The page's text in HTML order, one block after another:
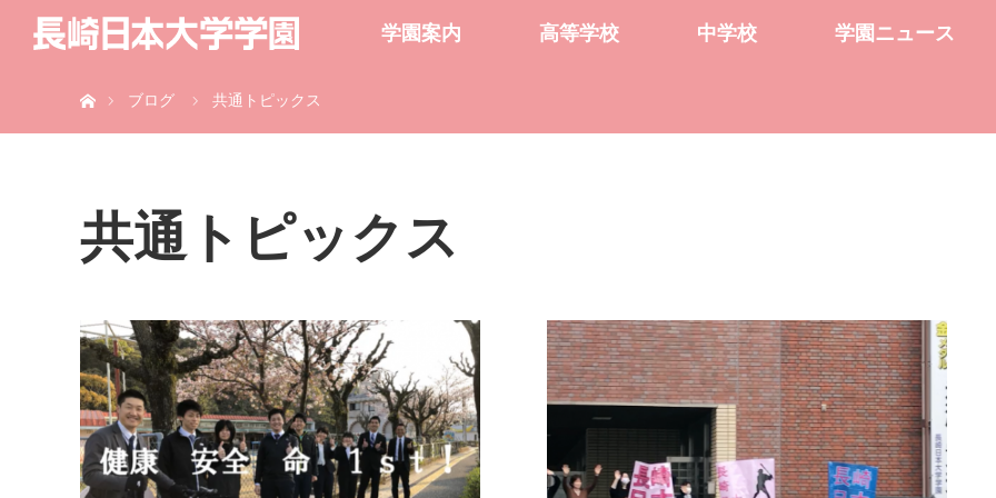
学園案内 高等学校 中学校 学園ニュース
ブログ
共通トピックス
共通トピックス